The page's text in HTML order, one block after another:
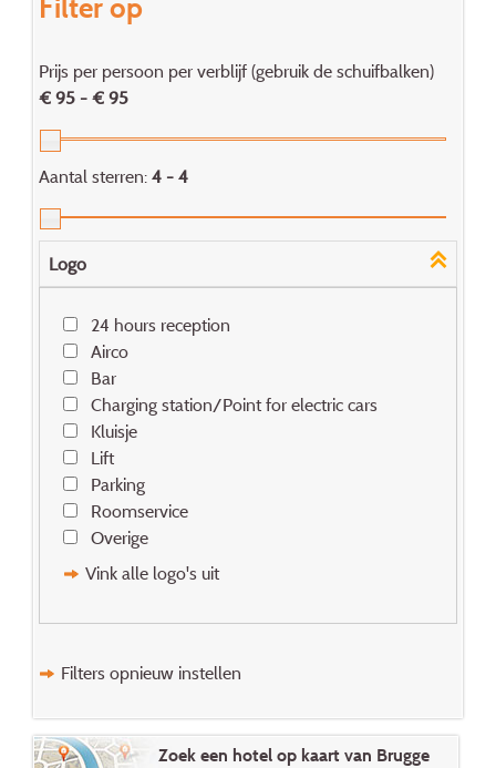
Prijs per persoon per verblijf (gebruik de schuifbalken)
€ 95 - € 95
Aantal sterren: 4 - 4
Logo
24 hours reception
Airco
Bar
Charging station/Point for electric cars
Kluisje
Lift
Parking
Roomservice
Overige
Vink alle logo's uit
Filters opnieuw instellen
Zoek een hotel op kaart van Brugge